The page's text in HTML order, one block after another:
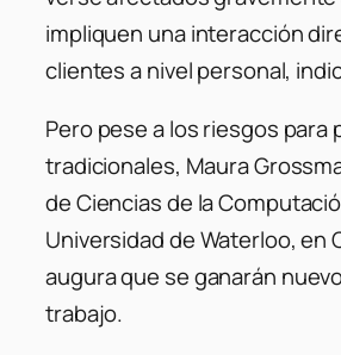
impliquen una interacción
clientes a nivel personal,
Pero pese a los riesgos para
tradicionales, Maura
de Ciencias de la
Universidad de Waterloo, en
augura que se ganarán
trabajo.